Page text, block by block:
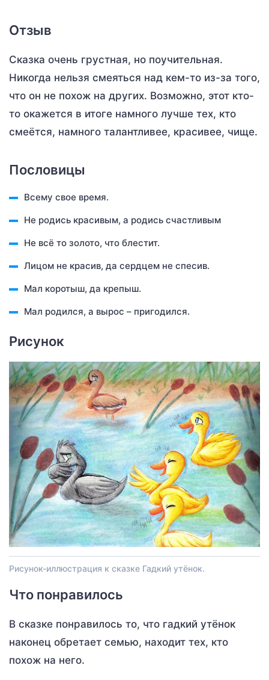
Отзыв
Сказка очень грустная, но поучительная.
Никогда нельзя смеяться над кем-то из-за того,
что он не похож на других. Возможно, этот кто-
то окажется в итоге намного лучше тех, кто
смеётся, намного талантливее, красивее, чище.
Пословицы
Всему свое время.
Не родись красивым, а родись счастливым
Не всё то золото, что блестит.
Лицом не красив, да сердцем не спесив.
Мал коротыш, да крепыш.
Мал родился, а вырос – пригодился.
Рисунок
Рисунок-иллюстрация к сказке Гадкий утёнок.
Что понравилось
В сказке понравилось то, что гадкий утёнок
наконец обретает семью, находит тех, кто
похож на него.